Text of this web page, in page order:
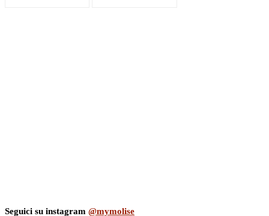
Seguici su instagram @mymolise